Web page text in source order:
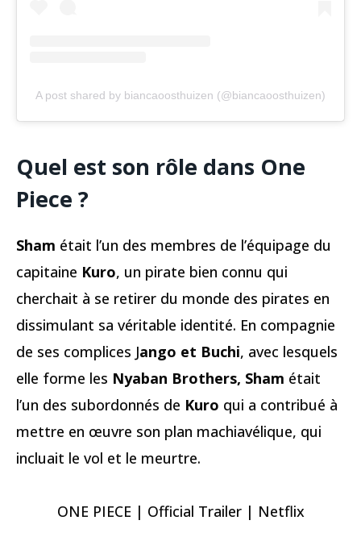
A post shared by biancaoosthuizen (@biancaoosthuizen)
Quel est son rôle dans One
Piece ?
Sham était l’un des membres de l’équipage du
capitaine Kuro, un pirate bien connu qui
cherchait à se retirer du monde des pirates en
dissimulant sa véritable identité. En compagnie
de ses complices Jango et Buchi, avec lesquels
elle forme les Nyaban Brothers, Sham était
l’un des subordonnés de Kuro qui a contribué à
mettre en œuvre son plan machiavélique, qui
incluait le vol et le meurtre.
ONE PIECE | Official Trailer | Netflix